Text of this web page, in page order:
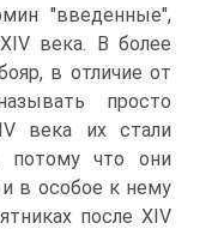
"введенные",
века. В более
в отличие от
просто
века их стали
потому что они
в особое к нему
после XIV